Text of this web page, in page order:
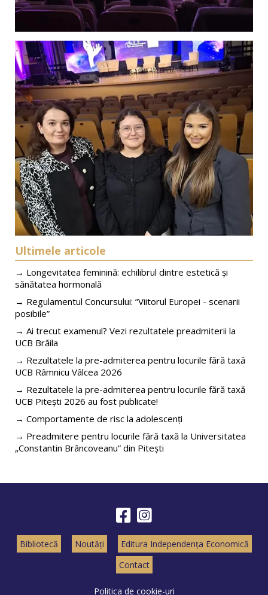
Ultimele articole
→ Longevitatea feminină: echilibrul dintre estetică și
sănătatea hormonală
→ Regulamentul Concursului: ”Viitorul Europei - scenarii
posibile”
→ Ai trecut examenul? Vezi rezultatele preadmiterii la
UCB Brăila
→ Rezultatele la pre-admiterea pentru locurile fără taxă
UCB Râmnicu Vâlcea 2026
→ Rezultatele la pre-admiterea pentru locurile fără taxă
UCB Pitești 2026 au fost publicate!
→ Comportamente de risc la adolescenți
→ Preadmitere pentru locurile fără taxă la Universitatea
„Constantin Brâncoveanu” din Pitești
Bibliotecă Noutăți
Editura Independența Economică
Contact
Politica de cookie-uri